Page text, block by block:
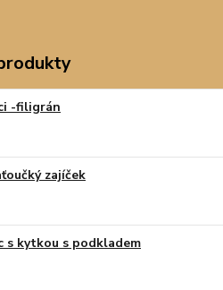
-filigrán
zajíček
s kytkou s podkladem